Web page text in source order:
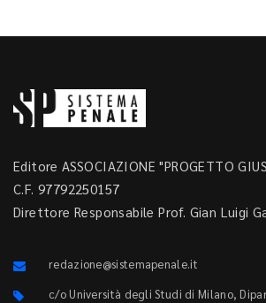
Editore ASSOCIAZIONE "PROGETTO
C.F. 97792250157
Direttore Responsabile Prof. Gian Luigi
redazione@sistemapenale.it
c/o Università degli Studi di Milano,